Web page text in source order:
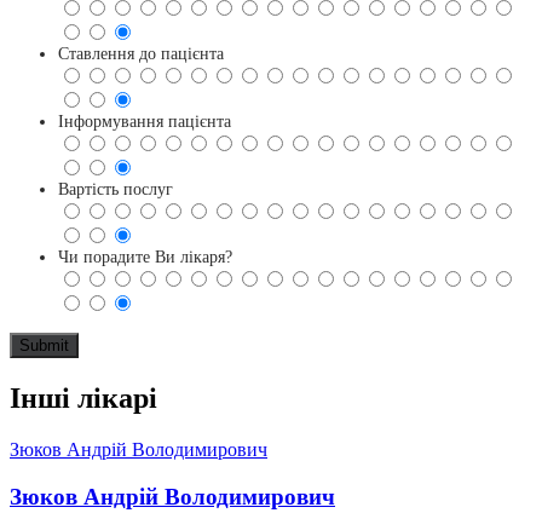
Ставлення до пацієнта
Інформування пацієнта
Вартість послуг
Чи порадите Ви лікаря?
Інші лікарі
Зюков Андрій Володимирович
Зюков Андрій Володимирович